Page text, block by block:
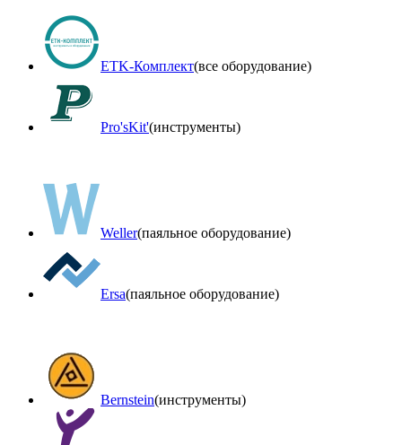
ETK-Комплект(все оборудование)
Pro'sKit'(инструменты)
Weller(паяльное оборудование)
Ersa(паяльное оборудование)
Bernstein(инструменты)